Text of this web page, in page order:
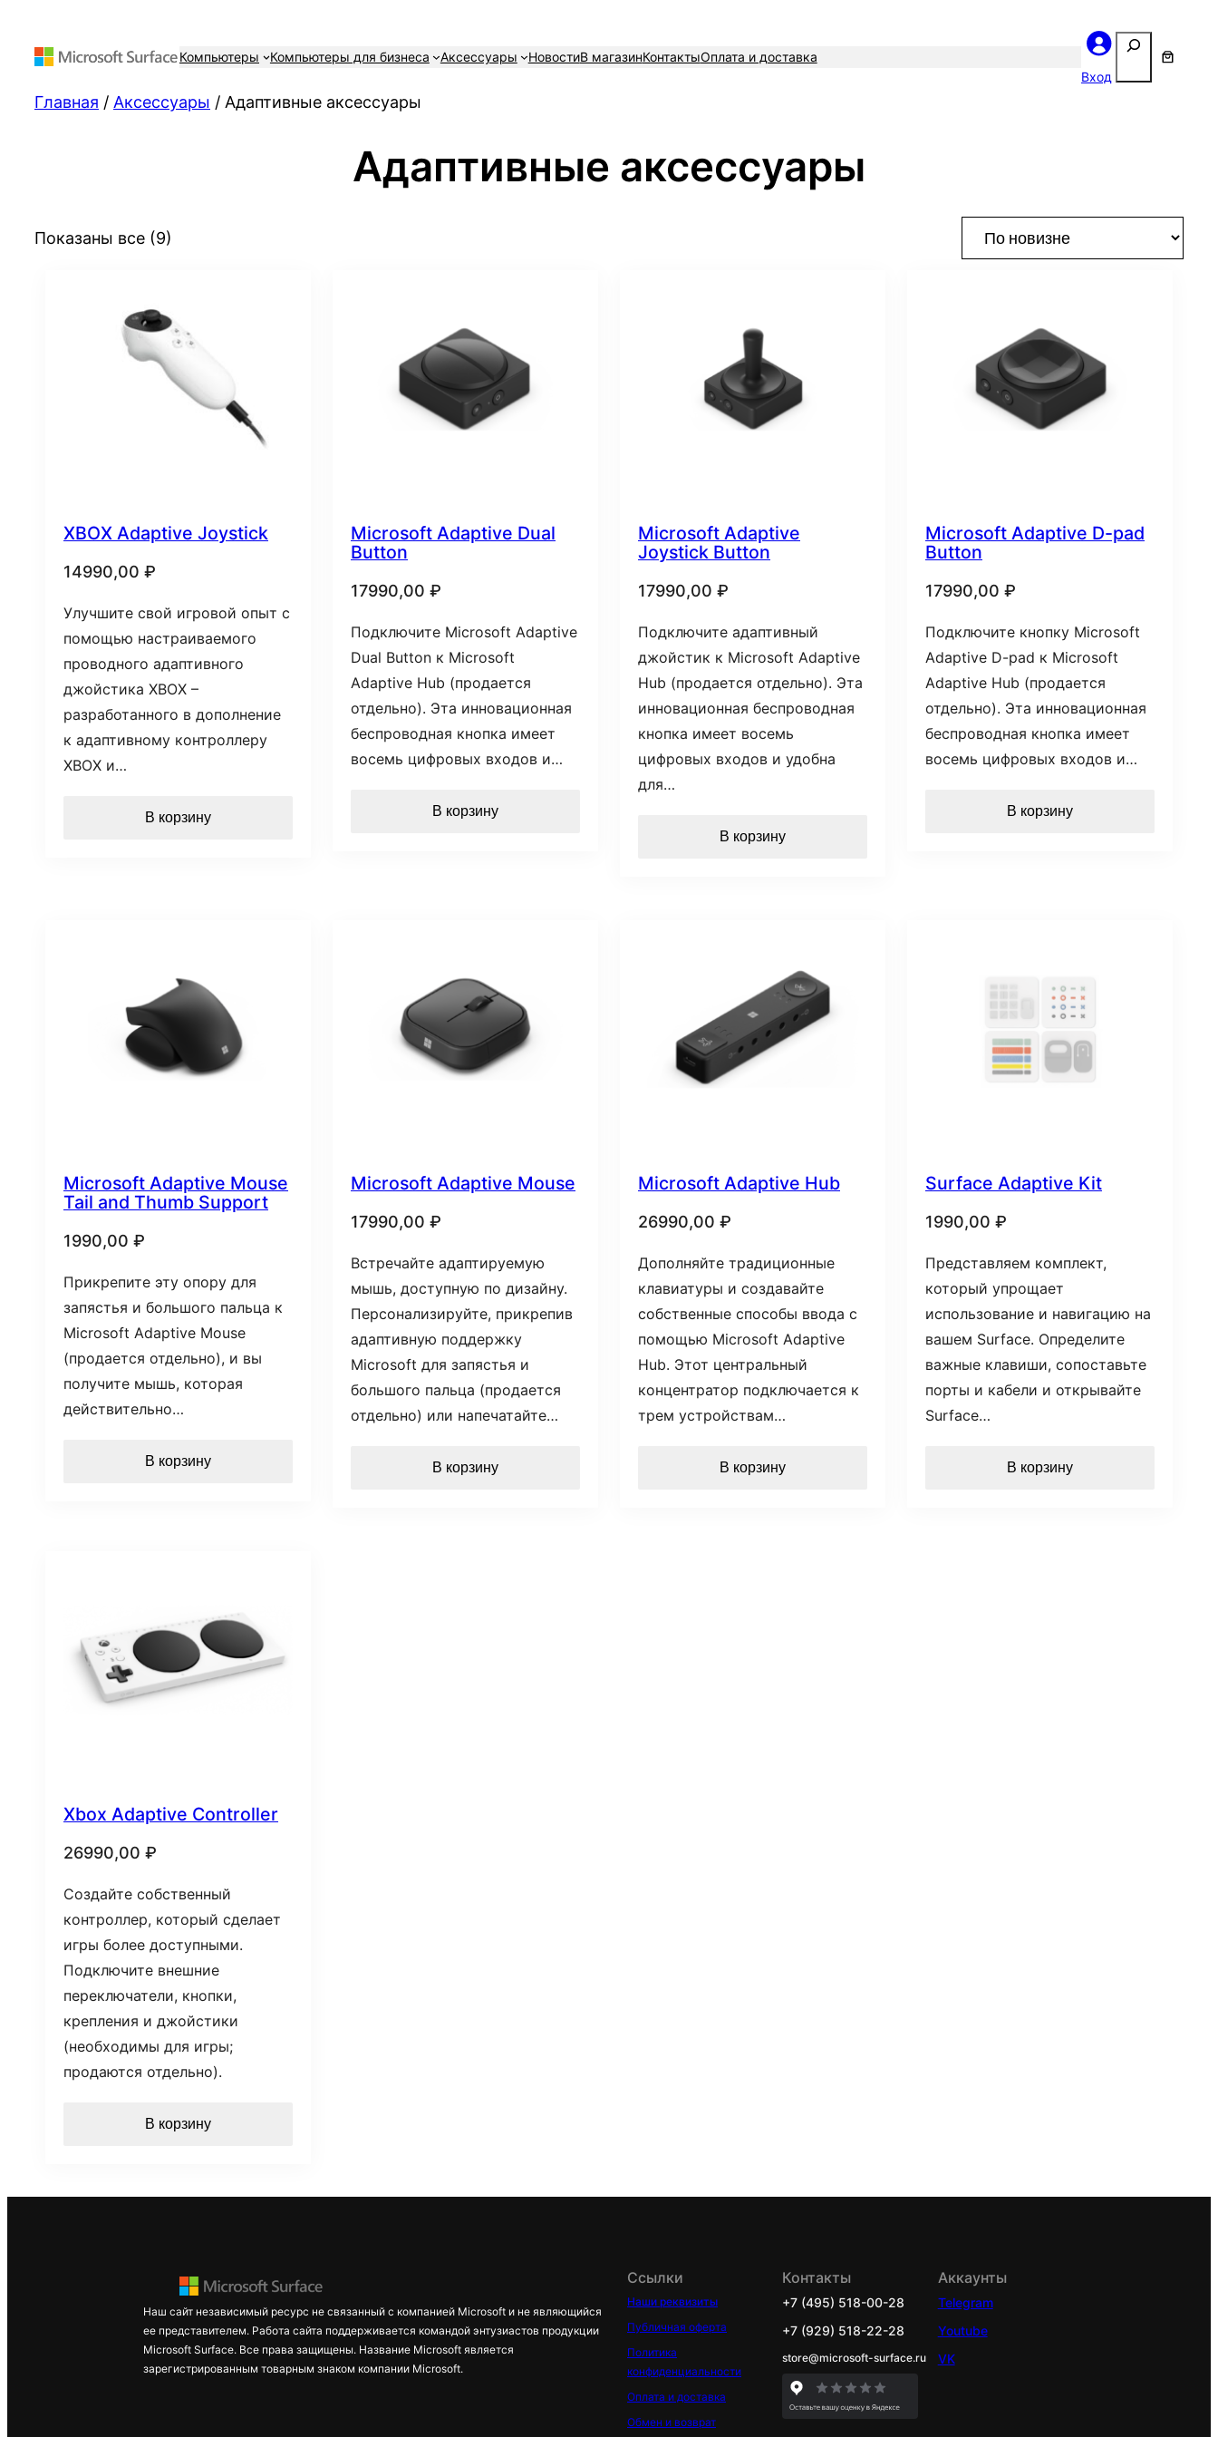
Компьютеры Компьютеры для бизнеса Аксессуары НовостиВ магазинКонтактыОплата и доставка
Вход
Поиск
Главная / Аксессуары / Адаптивные аксессуары
Адаптивные аксессуары
Показаны все (9)
XBOX Adaptive Joystick
14990,00 ₽
Улучшите свой игровой опыт с
помощью настраиваемого
проводного адаптивного
джойстика XBOX –
разработанного в дополнение
к адаптивному контроллеру
XBOX и…
В корзину
Microsoft Adaptive Dual
Button
17990,00 ₽
Подключите Microsoft Adaptive
Dual Button к Microsoft
Adaptive Hub (продается
отдельно). Эта инновационная
беспроводная кнопка имеет
восемь цифровых входов и…
В корзину
Microsoft Adaptive
Joystick Button
17990,00 ₽
Подключите адаптивный
джойстик к Microsoft Adaptive
Hub (продается отдельно). Эта
инновационная беспроводная
кнопка имеет восемь
цифровых входов и удобна
для…
В корзину
Microsoft Adaptive D-pad
Button
17990,00 ₽
Подключите кнопку Microsoft
Adaptive D-pad к Microsoft
Adaptive Hub (продается
отдельно). Эта инновационная
беспроводная кнопка имеет
восемь цифровых входов и…
В корзину
Microsoft Adaptive Mouse
Tail and Thumb Support
1990,00 ₽
Прикрепите эту опору для
запястья и большого пальца к
Microsoft Adaptive Mouse
(продается отдельно), и вы
получите мышь, которая
действительно…
В корзину
Microsoft Adaptive Mouse
17990,00 ₽
Встречайте адаптируемую
мышь, доступную по дизайну.
Персонализируйте, прикрепив
адаптивную поддержку
Microsoft для запястья и
большого пальца (продается
отдельно) или напечатайте…
В корзину
Microsoft Adaptive Hub
26990,00 ₽
Дополняйте традиционные
клавиатуры и создавайте
собственные способы ввода с
помощью Microsoft Adaptive
Hub. Этот центральный
концентратор подключается к
трем устройствам…
В корзину
Surface Adaptive Kit
1990,00 ₽
Представляем комплект,
который упрощает
использование и навигацию на
вашем Surface. Определите
важные клавиши, сопоставьте
порты и кабели и открывайте
Surface…
В корзину
Xbox Adaptive Controller
26990,00 ₽
Создайте собственный
контроллер, который сделает
игры более доступными.
Подключите внешние
переключатели, кнопки,
крепления и джойстики
(необходимы для игры;
продаются отдельно).
В корзину
Наш сайт независимый ресурс не связанный с компанией Microsoft и не являющийся
ее представителем. Работа сайта поддерживается командой энтузиастов продукции
Microsoft Surface. Все права защищены. Название Microsoft является
зарегистрированным товарным знаком компании Microsoft.
Ссылки
Наши реквизиты
Публичная оферта
Политика
конфиденциальности
Оплата и доставка
Обмен и возврат
Контакты
+7 (495) 518-00-28
+7 (929) 518-22-28
store@microsoft-surface.ru
Аккаунты
Telegram
Youtube
VK